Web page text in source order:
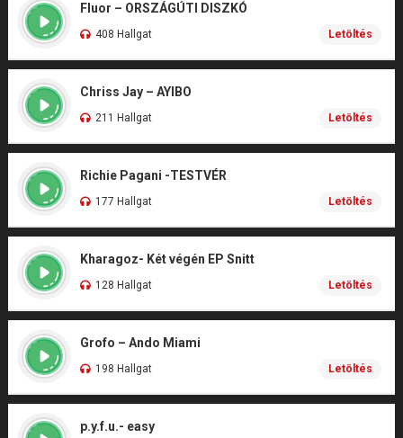
Fluor – ORSZÁGÚTI DISZKÓ
408 Hallgat Letöltés
Chriss Jay – AYIBO
211 Hallgat Letöltés
Richie Pagani -TESTVÉR
177 Hallgat Letöltés
Kharagoz- Két végén EP Snitt
128 Hallgat Letöltés
Grofo – Ando Miami
198 Hallgat Letöltés
p.y.f.u.- easy